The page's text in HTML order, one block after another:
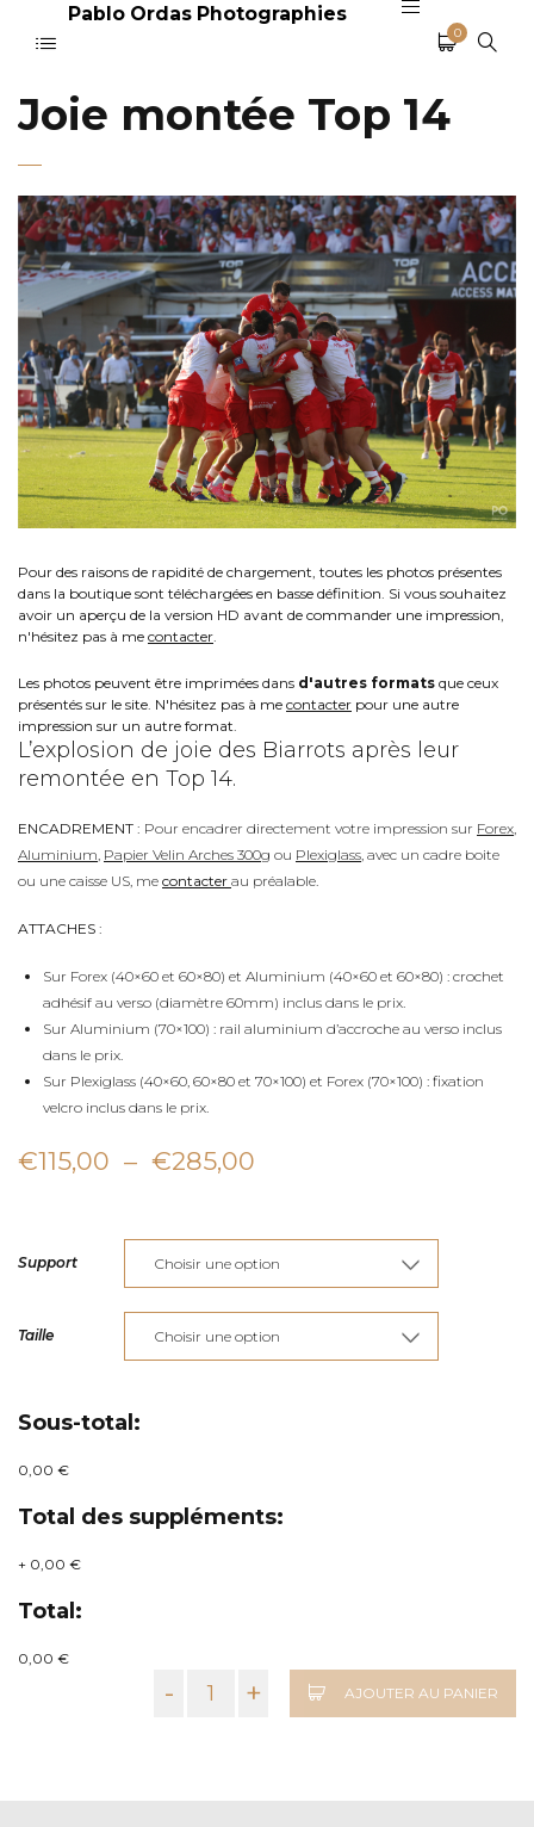
Pablo Ordas Photographies
0
Joie montée Top 14
Pour des raisons de rapidité de chargement, toutes les photos présentes
dans la boutique sont téléchargées en basse définition. Si vous souhaitez
avoir un aperçu de la version HD avant de commander une impression,
n'hésitez pas à me contacter
Les photos peuvent être imprimées dans d'autres formats que ceux
présentés sur le site. N'hésitez pas à me contacter pour une autre
impression sur un autre format.
L’explosion de joie des Biarrots après leur
remontée en Top 14.
ENCADREMENT : Pour encadrer directement votre impression sur Forex
Aluminium Papier Velin Arches 300g ou Plexiglass , avec un cadre boite
ou une caisse US, me contacter au préalable.
ATTACHES :
Sur Forex (40×60 et 60×80) et Aluminium (40×60 et 60×80) : crochet
adhésif au verso (diamètre 60mm) inclus dans le prix.
Sur Aluminium (70×100) : rail aluminium d’accroche au verso inclus
dans le prix.
Sur Plexiglass (40×60, 60×80 et 70×100) et Forex (70×100) : fixation
velcro inclus dans le prix.
€115,00 – €285,00
prix :
€115,00
à
€285,00
Support
Taille
Sous-total:
0,00 €
Total des suppléments:
+ 0,00 €
Total:
0,00 €
- + AJOUTER AU PANIER